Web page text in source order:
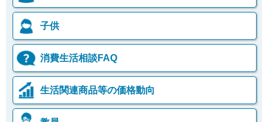
子供
消費生活相談FAQ
生活関連商品等の価格動向